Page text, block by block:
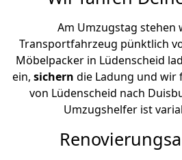
Am Umzugstag stehen
Transportfahrzeug pünktlich
Möbelpacker in Lüdenscheid
ein, sichern die Ladung und wir
von Lüdenscheid nach
Umzugshelfer ist